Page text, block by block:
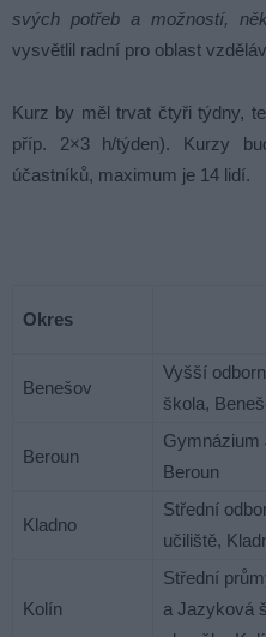
svých potřeb a možností,
vysvětlil radní pro oblast
Kurz by měl trvat čtyři týdny,
příp. 2×3 h/týden). Kurzy
účastníků, maximum je 14 lidí.
Okres
Benešov
Vyšší
škola,
Beroun
Gymnázium
Beroun
Kladno
Střední
učiliště,
Kolín
Střední
a Jazyková